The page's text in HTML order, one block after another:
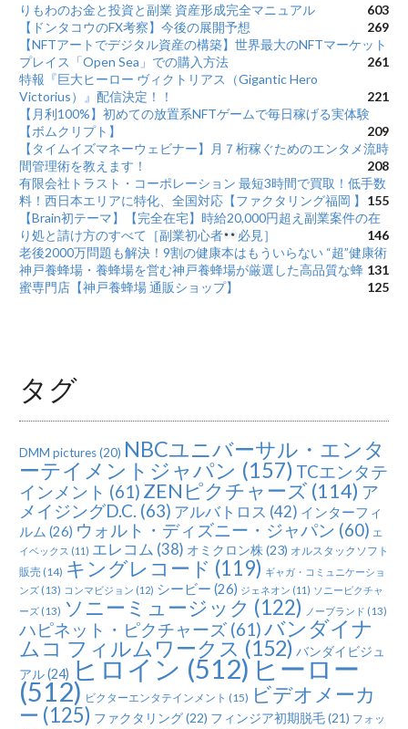
りもわのお金と投資と副業 資産形成完全マニュアル
603
【ドンタコウのFX考察】今後の展開予想
269
【NFTアートでデジタル資産の構築】世界最大のNFTマーケット
プレイス「Open Sea」での購入方法
261
特報『巨大ヒーロー ヴィクトリアス（Gigantic Hero
Victorius）』配信決定！！
221
【月利100%】初めての放置系NFTゲームで毎日稼げる実体験
【ボムクリプト】
209
【タイムイズマネーウェビナー】月７桁稼ぐためのエンタメ流時
間管理術を教えます！
208
有限会社トラスト・コーポレーション 最短3時間で買取！低手数
料！西日本エリアに特化、全国対応【ファクタリング福岡 】
155
【Brain初テーマ】【完全在宅】時給20,000円超え副業案件の在
り処と請け方のすべて［副業初心者
必見］
146
老後2000万問題も解決！9割の健康本はもういらない “超”健康術
131
神戸養蜂場・養蜂場を営む神戸養蜂場が厳選した高品質な蜂
蜜専門店【神戸養蜂場 通販ショップ】
125
タグ
DMM pictures(20) NBCユニバーサル・エンタ
ーテイメントジャパン (157) TCエンタテ
インメント (61) ZENピクチャーズ (114) ア
メイジングD.C. (63) アルバトロス (42) インターフィ
ルム (26) ウォルト・ディズニー・ジャパン (60) エ
イベックス (11) エレコム (38) オミクロン株(23) オルスタックソフト
販売 (14) キングレコード (119) ギャガ・コミュニケーショ
ンズ (13) コンマビジョン (12) シービー (26) ジェネオン (11) ソニーピクチャ
ーズ (13) ソニーミュージック (122) ノーブランド (13)
ハピネット・ピクチャーズ (61)バンダイナ
ムコ フィルムワークス (152) バンダイビジュ
アル(24) ヒロイン (512) ヒーロー
(512) ビクターエンタテインメント (15) ビデオメーカ
ー (125) ファクタリング(22) フィンジア初期脱毛(21) フォッ